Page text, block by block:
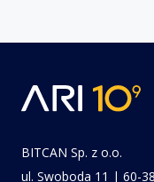
BITCAN Sp. z o.o.
ul. Swoboda 11 | 60-